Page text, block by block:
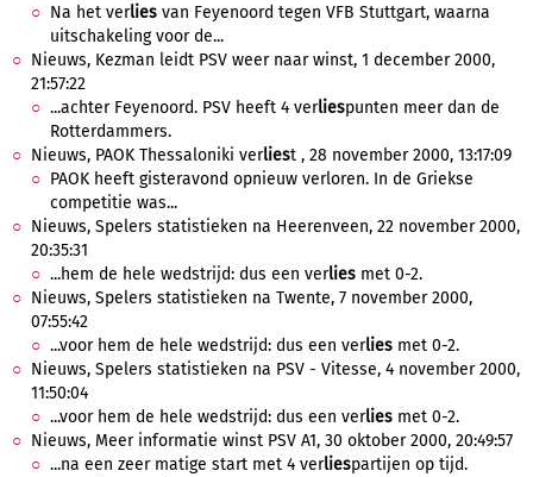
Na het verlies van Feyenoord tegen VFB Stuttgart, waarna
uitschakeling voor de...
Nieuws, Kezman leidt PSV weer naar winst, 1 december 2000,
21:57:22
...achter Feyenoord. PSV heeft 4 verliespunten meer dan de
Rotterdammers.
Nieuws, PAOK Thessaloniki verliest , 28 november 2000, 13:17:09
PAOK heeft gisteravond opnieuw verloren. In de Griekse
competitie was...
Nieuws, Spelers statistieken na Heerenveen, 22 november 2000,
20:35:31
...hem de hele wedstrijd: dus een verlies met 0-2.
Nieuws, Spelers statistieken na Twente, 7 november 2000,
07:55:42
...voor hem de hele wedstrijd: dus een verlies met 0-2.
Nieuws, Spelers statistieken na PSV - Vitesse, 4 november 2000,
11:50:04
...voor hem de hele wedstrijd: dus een verlies met 0-2.
Nieuws, Meer informatie winst PSV A1, 30 oktober 2000, 20:49:57
...na een zeer matige start met 4 verliespartijen op tijd.